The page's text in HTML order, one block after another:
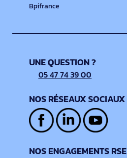
Bpifrance
UNE QUESTION ?
05 47 74 39 00
NOS RÉSEAUX SOCIAUX
NOS ENGAGEMENTS RSE